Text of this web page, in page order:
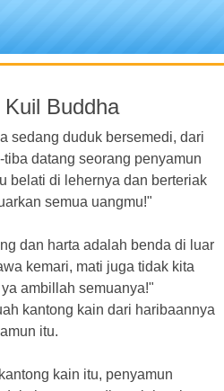
Buddha
sedang duduk bersemedi, dari
datang seorang penyamun
belati di lehernya dan berteriak
semua uangmu!"
dan harta adalah benda di luar
kemari, mati juga tidak kita
ambillah semuanya!"
kantong kain dari haribaannya
itu.
kain itu, penyamun